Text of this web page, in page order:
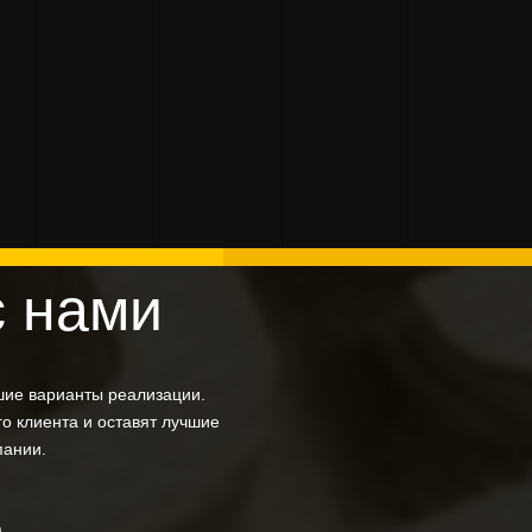
нами
варианты реализации.
клиента и оставят лучшие